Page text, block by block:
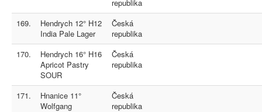
republika
169.
Hendrych 12° H12
India Pale Lager
Česká
republika
170.
Hendrych 16° H16
Apricot Pastry
SOUR
Česká
republika
171.
Hnanice 11°
Wolfgang
Česká
republika